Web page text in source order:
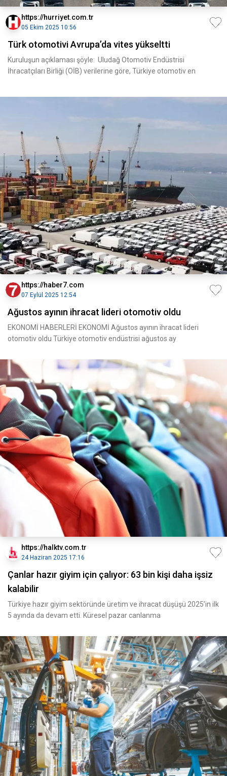
https://hurriyet.com.tr
05 Ekim 2025 10:56
Türk otomotivi Avrupa’da vites yükseltti
Kuruluşun açıklaması şöyle: Uludağ Otomotiv Endüstrisi
İhracatçıları Birliği (OİB) verilerine göre, Türkiye otomotiv en
https://haber7.com
07 Eylül 2025 12:54
Ağustos ayının ihracat lideri otomotiv oldu
EKONOMİ HABERLERİ EKONOMİ Ağustos ayının ihracat lideri
otomotiv oldu Türkiye otomotiv endüstrisi ağustos ay
https://halktv.com.tr
24 Haziran 2025 17:16
Çanlar hazır giyim için çalıyor: 63 bin kişi daha işsiz
kalabilir
Türkiye hazır giyim sektöründe üretim ve ihracat düşüşü 2025’in ilk
5 ayında da devam etti. Küresel pazar canlanma